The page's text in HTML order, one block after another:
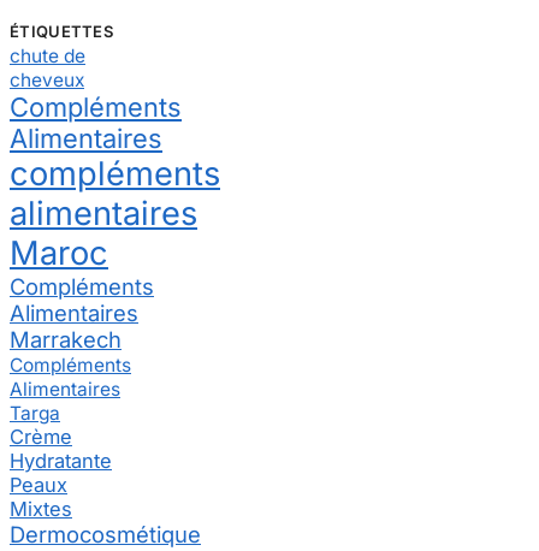
ÉTIQUETTES
chute de
cheveux
Compléments
Alimentaires
compléments
alimentaires
Maroc
Compléments
Alimentaires
Marrakech
Compléments
Alimentaires
Targa
Crème
Hydratante
Peaux
Mixtes
Dermocosmétique